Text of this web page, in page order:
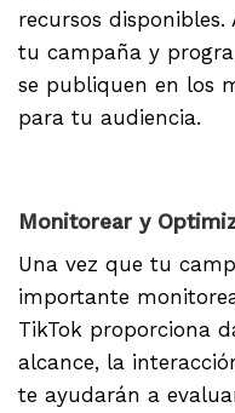
recursos
tu campaña y
se publiquen en los
para tu audiencia.
Monitorear y
Una vez que tu
importante
TikTok proporciona
alcance, la
te ayudarán a